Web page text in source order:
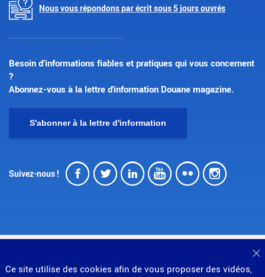
Ce site utilise des cookies afin de vous proposer des vidéos,
Nous vous répondons par écrit sous 5 jours ouvrés
Besoin d’informations fiables et pratiques qui vous concernent
?
Abonnez-vous à la lettre d'information Douane magazine.
S'abonner à la lettre d'information
Suivez-nous ! Facebook
Twitter
LinkedIn
Youtube
Flickr
Mentions légales Données personnelles